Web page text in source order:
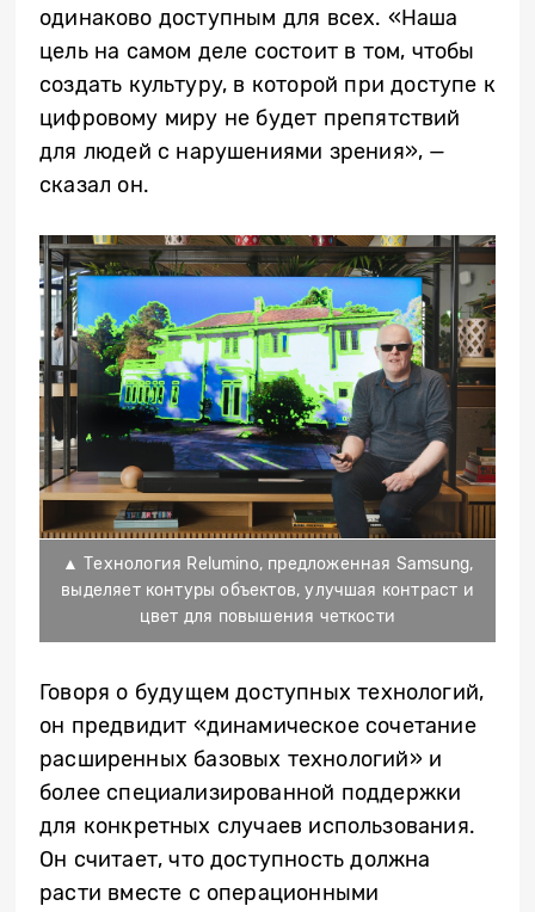
одинаково доступным для всех. «Наша
цель на самом деле состоит в том, чтобы
создать культуру, в которой при доступе к
цифровому миру не будет препятствий
для людей с нарушениями зрения», —
сказал он.
▲ Технология Relumino, предложенная Samsung,
выделяет контуры объектов, улучшая контраст и
цвет для повышения четкости
Говоря о будущем доступных технологий,
он предвидит «динамическое сочетание
расширенных базовых технологий» и
более специализированной поддержки
для конкретных случаев использования.
Он считает, что доступность должна
расти вместе с операционными